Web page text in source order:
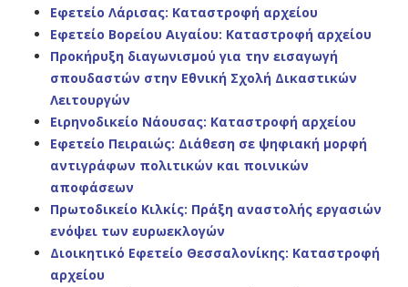
Εφετείο Λάρισας: Καταστροφή αρχείου
Εφετείο Βορείου Αιγαίου: Καταστροφή αρχείου
Προκήρυξη διαγωνισμού για την εισαγωγή
σπουδαστών στην Εθνική Σχολή Δικαστικών
Λειτουργών
Ειρηνοδικείο Νάουσας: Καταστροφή αρχείου
Εφετείο Πειραιώς: Διάθεση σε ψηφιακή μορφή
αντιγράφων πολιτικών και ποινικών
αποφάσεων
Πρωτοδικείο Κιλκίς: Πράξη αναστολής εργασιών
ενόψει των ευρωεκλογών
Διοικητικό Εφετείο Θεσσαλονίκης: Καταστροφή
αρχείου